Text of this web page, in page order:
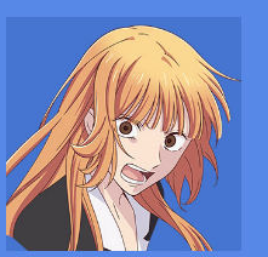
編入させられてしまう。
緒に生活することとな
あるが、常にひたむきで
草摩紫呉の家に住んでい
編入させられてしまう。